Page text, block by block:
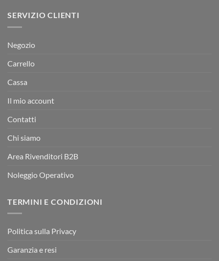
SERVIZIO CLIENTI
Negozio
Carrello
Cassa
Il mio account
Contatti
Chi siamo
Area Rivenditori B2B
Noleggio Operativo
TERMINI E CONDIZIONI
Politica sulla Privacy
Garanzia e resi